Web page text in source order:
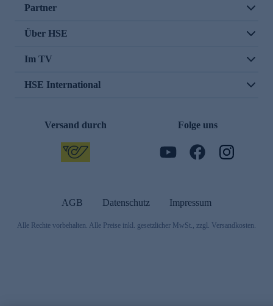
Partner
Über HSE
Im TV
HSE International
Versand durch Folge uns
AGB Datenschutz Impressum
Alle Rechte vorbehalten. Alle Preise inkl. gesetzlicher MwSt., zzgl. Versandkosten.